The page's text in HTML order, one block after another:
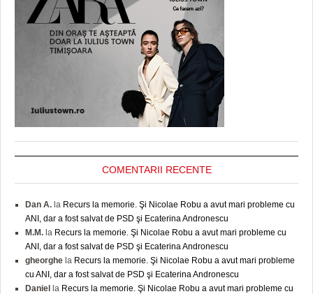
COMENTARII RECENTE
Dan A. la Recurs la memorie. Şi Nicolae Robu a avut mari probleme cu
ANI, dar a fost salvat de PSD şi Ecaterina Andronescu
M.M. la Recurs la memorie. Şi Nicolae Robu a avut mari probleme cu
ANI, dar a fost salvat de PSD şi Ecaterina Andronescu
gheorghe la Recurs la memorie. Şi Nicolae Robu a avut mari probleme
cu ANI, dar a fost salvat de PSD şi Ecaterina Andronescu
Daniel la Recurs la memorie. Şi Nicolae Robu a avut mari probleme cu